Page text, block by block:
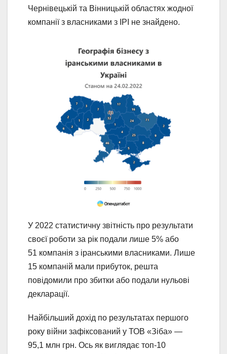
Чернівецькій та Вінницькій областях жодної
компанії з власниками з ІРІ не знайдено.
У 2022 статистичну звітність про результати
своєї роботи за рік подали лише 5% або
51 компанія з іранськими власниками. Лише
15 компаній мали прибуток, решта
повідомили про збитки або подали нульові
декларації.
Найбільший дохід по результатах першого
року війни зафіксований у ТОВ «Зіба» —
95,1 млн грн. Ось як виглядає топ-10